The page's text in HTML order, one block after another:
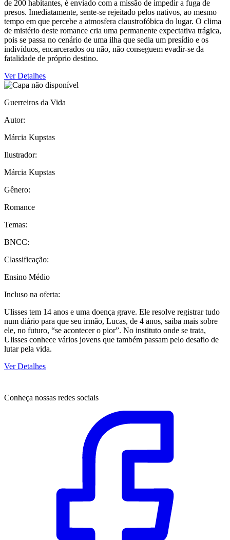
de 200 habitantes, é enviado com a missão de impedir a fuga de
presos. Imediatamente, sente-se rejeitado pelos nativos, ao mesmo
tempo em que percebe a atmosfera claustrofóbica do lugar. O clima
de mistério deste romance cria uma permanente expectativa trágica,
pois se passa no cenário de uma ilha que sedia um presídio e os
indivíduos, encarcerados ou não, não conseguem evadir-se da
fatalidade de próprio destino.
Ver Detalhes
Guerreiros da Vida
Autor:
Márcia Kupstas
Ilustrador:
Márcia Kupstas
Gênero:
Romance
Temas:
BNCC:
Classificação:
Ensino Médio
Incluso na oferta:
Ulisses tem 14 anos e uma doença grave. Ele resolve registrar tudo
num diário para que seu irmão, Lucas, de 4 anos, saiba mais sobre
ele, no futuro, “se acontecer o pior”. No instituto onde se trata,
Ulisses conhece vários jovens que também passam pelo desafio de
lutar pela vida.
Ver Detalhes
Conheça nossas redes sociais